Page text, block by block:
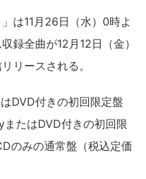
は11月26日（水）0時よ
録全曲が12月12日（金）
リースされる。
DVD付きの初回限定盤
たはDVD付きの初回限
のみの通常盤（税込定価